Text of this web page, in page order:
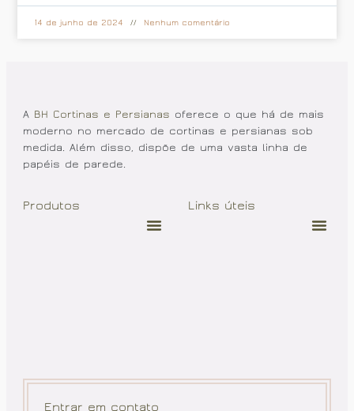
14 de junho de 2024 Nenhum comentário
A BH Cortinas e Persianas oferece o que há de mais
moderno no mercado de cortinas e persianas sob
medida. Além disso, dispõe de uma vasta linha de
papéis de parede.
Produtos Links úteis
Entrar em contato